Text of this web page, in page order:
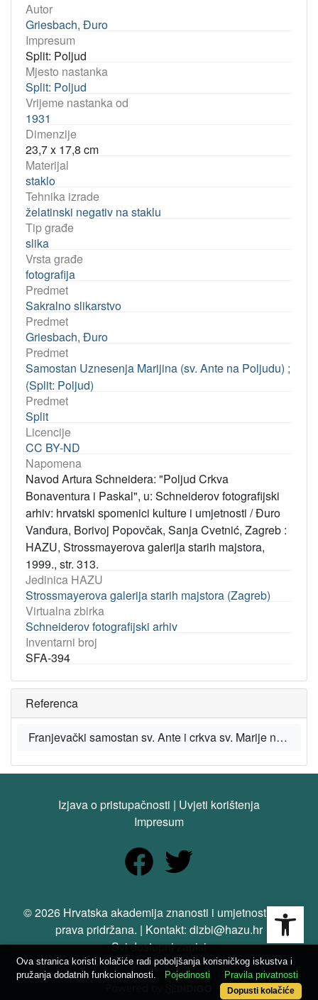
Autor
Griesbach, Đuro
Impresum
Split: Poljud
Mjesto nastanka
Split: Poljud
Vrijeme nastanka od
1931
Dimenzije
23,7 x 17,8 cm
Materijal
staklo
Tehnika izrade
želatinski negativ na staklu
Tip građe
slika
Vrsta građe
fotografija
Predmet
Sakralno slikarstvo
Predmet
Griesbach, Đuro
Predmet
Samostan Uznesenja Marijina (sv. Ante na Poljudu) ;
(Split: Poljud)
Predmet
Split
Licencije
CC BY-ND
Napomena
Navod Artura Schneidera: "Poljud Crkva
Bonaventura i Paskal", u: Schneiderov fotografijski
arhiv: hrvatski spomenici kulture i umjetnosti / Đuro
Vanđura, Borivoj Popovčak, Sanja Cvetnić, Zagreb :
HAZU, Strossmayerova galerija starih majstora,
1999., str. 313.
Jedinica HAZU
Strossmayerova galerija starih majstora (Zagreb)
Virtualna zbirka
Schneiderov fotografijski arhiv
Inventarni broj
SFA-394
Referenca
Franjevački samostan sv. Ante i crkva sv. Marije na Poljudu, u: Registar kulturnih dobara Republike Hrvatske [Portal], Ministarstvo kulture i medija Republike Hrvatske, 2025.
Izjava o pristupačnosti | Uvjeti korištenja
Impresum
© 2026 Hrvatska akademija znanosti i umjetnosti. Sva
prava pridržana. | Kontakt: dizbi@hazu.hr
Svi dostupni zapisi
Ova stranica koristi kolačiće radi poboljšanja korisničkog iskustva i
pružanja dodatnih funkcionalnosti.
Pojedinosti Pravila privatnosti
Dopusti kolačiće